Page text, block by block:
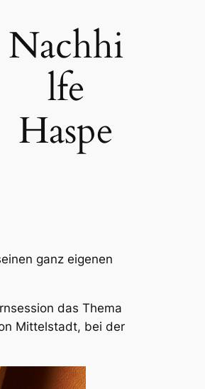
Nachhi
lfe
Haspe
ganz eigenen
das Thema
Mittelstadt, bei der